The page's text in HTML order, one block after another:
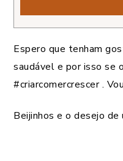
Espero que tenham
saudável e por isso se
#criarcomercrescer .
Beijinhos e o desejo de